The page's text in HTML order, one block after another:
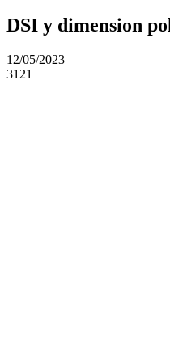
DSI y dimension
12/05/2023
3121